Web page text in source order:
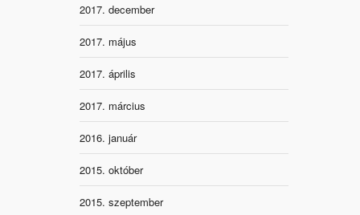
2017. december
2017. május
2017. április
2017. március
2016. január
2015. október
2015. szeptember